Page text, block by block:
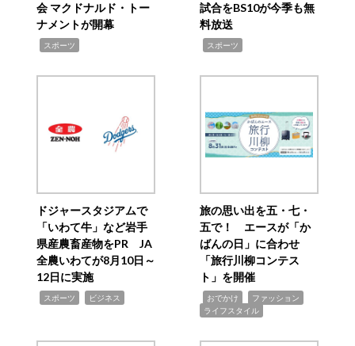
会 マクドナルド・トー
ナメントが開幕
スポーツ
試合をBS10が今季も無
料放送
スポーツ
ドジャースタジアムで
「いわて牛」など岩手
県産農畜産物をPR JA
全農いわてが8月10日～
12日に実施
スポーツ ビジネス
旅の思い出を五・七・
五で！ エースが「か
ばんの日」に合わせ
「旅行川柳コンテス
ト」を開催
おでかけ ファッション
ライフスタイル